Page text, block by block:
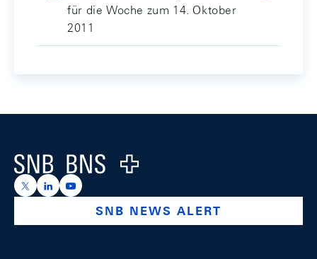
für die Woche zum 14. Oktober
2011
Logo
https://x.com/snb_bns
https://ch.linkedin.com/company/swiss-national-
https://www.youtube.com/@swissnationalbank
SNB NEWS ALERT